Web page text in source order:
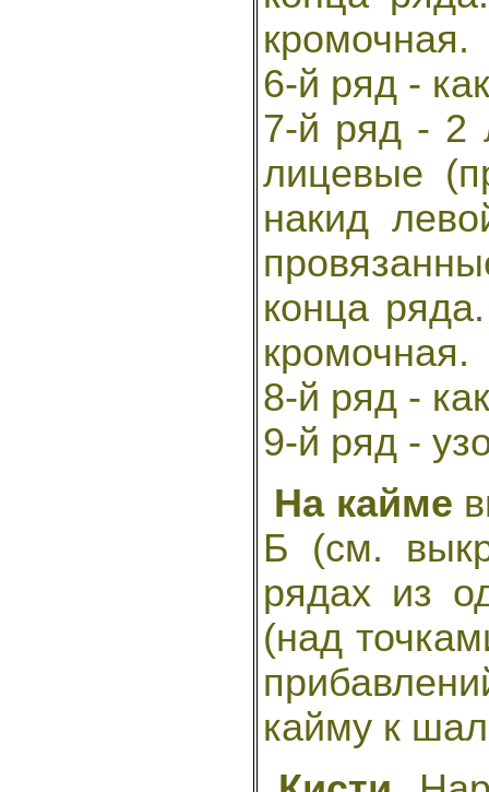
кромочная.
6-й ряд -
7-й ряд - 2
лицевые
накид
конца
кромочная.
8-й ряд -
9-й ряд -
На кайме
Б (см.
рядах из
(над
кайму к